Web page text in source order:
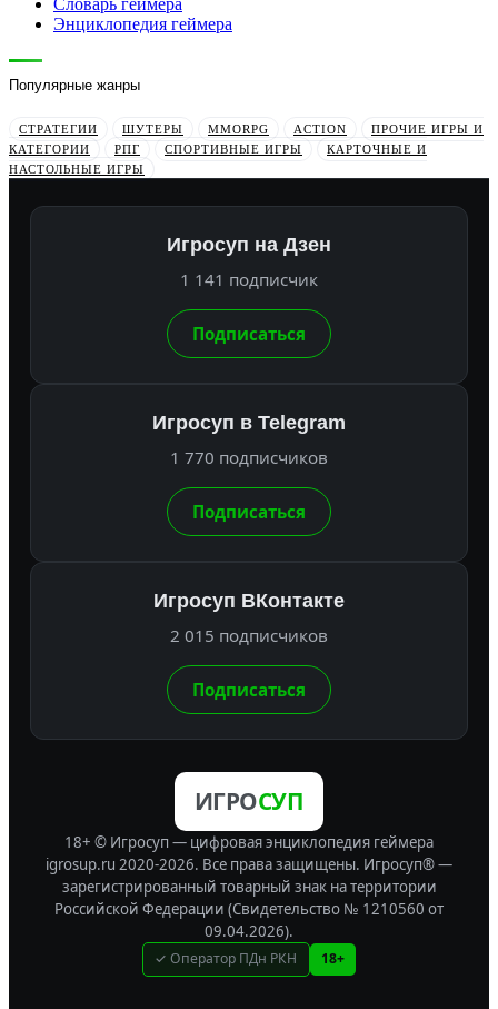
Энциклопедия геймера
Популярные жанры
СТРАТЕГИИ ШУТЕРЫ MMORPG ACTION
ПРОЧИЕ ИГРЫ И
КАТЕГОРИИ
РПГ СПОРТИВНЫЕ ИГРЫ
КАРТОЧНЫЕ И
НАСТОЛЬНЫЕ ИГРЫ
Игросуп на Дзен
1 141 подписчик
Подписаться
Игросуп в Telegram
1 770 подписчиков
Подписаться
Игросуп ВКонтакте
2 015 подписчиков
Подписаться
ИГРОСУП
18+ © Игросуп — цифровая энциклопедия геймера
igrosup.ru 2020-2026. Все права защищены. Игросуп® —
зарегистрированный товарный знак на территории
Российской Федерации (Свидетельство № 1210560 от
09.04.2026).
✓ Оператор ПДн РКН 18+